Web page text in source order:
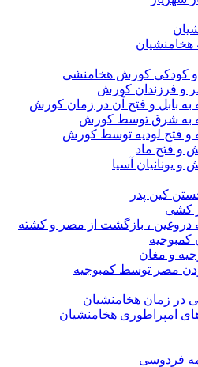
هخامنشیان
و کودکی کورش هخامنشی
و فرزندان کورش
به بابل و فتح آن در زمان کورش
به شرق توسط کورش
و فتح لودیه توسط کورش
و فتح ماد
و یونانیان آسیا
کین پدر
کشی
دروغین ، بازگشت از مصر و کشته
و مغان
مصر توسط کمبوجیه
در زمان هخامنشیان
امپراطوری هخامنشیان
فردوسی